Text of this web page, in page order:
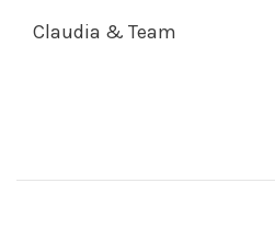
Claudia & Team